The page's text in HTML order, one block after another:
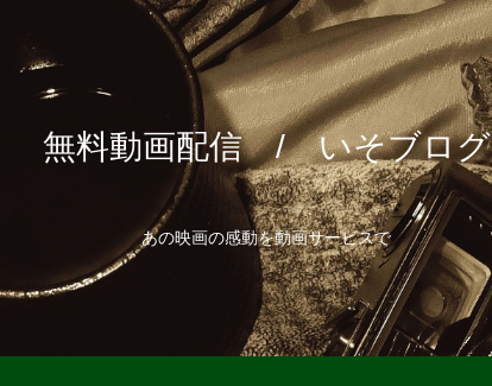
無料動画配信 / いそブログ
あの映画の感動を動画サービスで